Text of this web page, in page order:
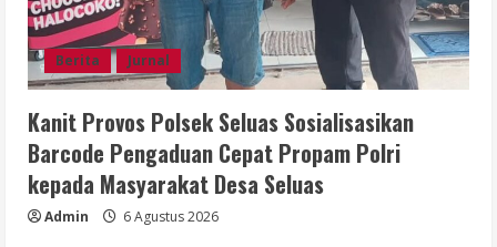
Berita Jurnal
Kanit Provos Polsek Seluas Sosialisasikan
Barcode Pengaduan Cepat Propam Polri
kepada Masyarakat Desa Seluas
Admin 6 Agustus 2026